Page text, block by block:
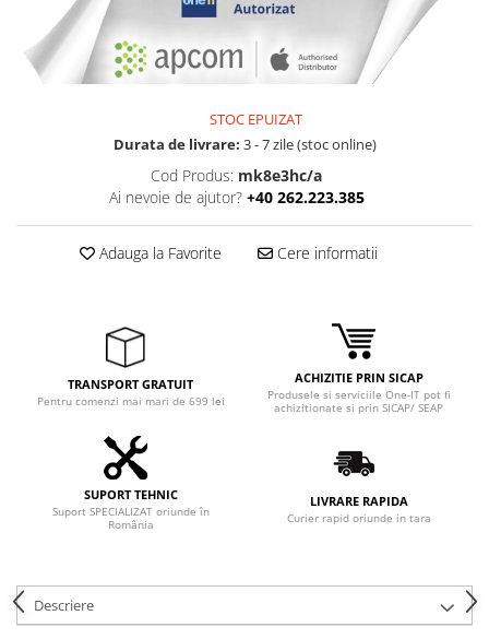
Adaptoare
Boxe
Mouse
Componente PC
Placi de Baza
Memorii
Hard Disc-uri
Servere & Componente
STOC EPUIZAT
Durata de livrare: 3 - 7 zile (stoc online)
Cod Produs: mk8e3hc/a
Ai nevoie de ajutor? +40 262.223.385
Adauga la Favorite Cere informatii
TRANSPORT GRATUIT
Pentru comenzi mai mari de 699 lei
ACHIZITIE PRIN SICAP
Produsele si serviciile One-IT pot fi
achizitionate si prin SICAP/ SEAP
SUPORT TEHNIC
Suport SPECIALIZAT oriunde în
România
LIVRARE RAPIDA
Curier rapid oriunde in tara
Descriere